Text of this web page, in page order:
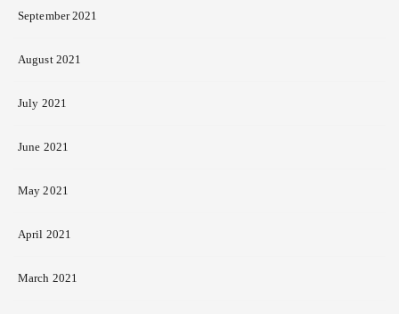
September 2021
August 2021
July 2021
June 2021
May 2021
April 2021
March 2021